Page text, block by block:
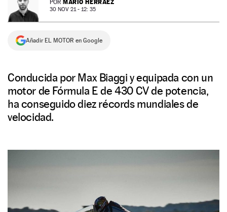
NEWSLETTER
SÍGUENOS
POR MARIO HERRÁEZ
30 NOV 21 - 12: 35
Añadir EL MOTOR en Google
Conducida por Max Biaggi y equipada con un
motor de Fórmula E de 430 CV de potencia,
ha conseguido diez récords mundiales de
velocidad.